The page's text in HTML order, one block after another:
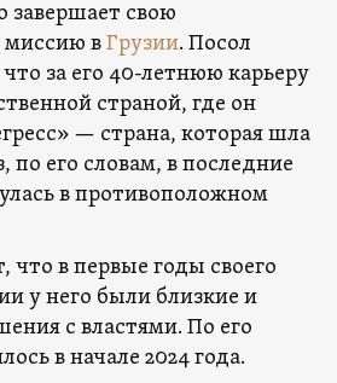
завершает свою
вГрузии. Посол
за его 40-летнюю карьеру
страной, где он
— страна, которая шла
по его словам, в последние
в противоположном
в первые годы своего
у него были близкие и
с властями. По его
в начале 2024 года.